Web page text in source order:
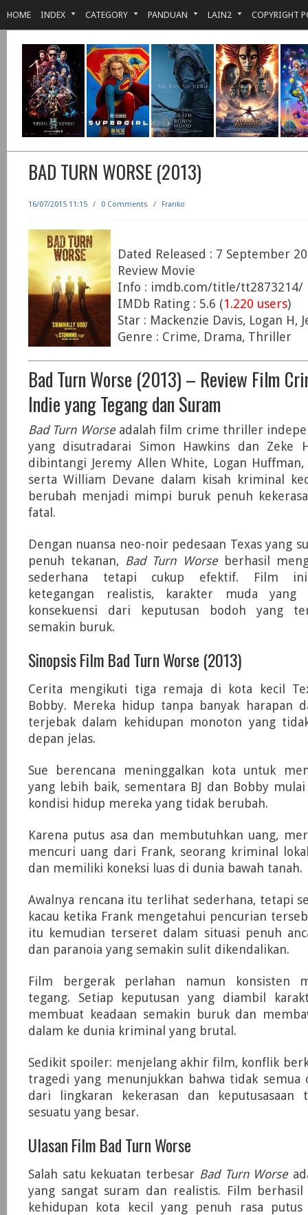
HOME INDEX CATEGORY PANDUAN LAIN2 COPYRIGHT
BAD TURN WORSE (2013)
16/07/2015 11:15 / 0 Comments / Franko
Dated Released : 7 September
Review Movie
Info : imdb.com/title/tt2873214/
IMDb Rating : 5.6 (1.220 users)
Star : Mackenzie Davis, Logan H,
Genre : Crime, Drama, Thriller
Bad Turn Worse (2013) – Review Film
Indie yang Tegang dan Suram
Bad Turn Worseadalah film crime thriller
yang disutradarai Simon Hawkins dan Zeke
dibintangi Jeremy Allen White, Logan Huffman,
serta William Devane dalam kisah kriminal
berubah menjadi mimpi buruk penuh
fatal.
Dengan nuansa neo-noir pedesaan Texas yang
penuh tekanan, Bad Turn Worseberhasil
sederhana tetapi cukup efektif. Film ini
ketegangan realistis, karakter muda
konsekuensi dari keputusan bodoh yang
semakin buruk.
Sinopsis Film Bad Turn Worse (2013)
Cerita mengikuti tiga remaja di kota kecil
Bobby. Mereka hidup tanpa banyak harapan
terjebak dalam kehidupan monoton yang
depan jelas.
Sue berencana meninggalkan kota untuk
yang lebih baik, sementara BJ dan Bobby
kondisi hidup mereka yang tidak berubah.
Karena putus asa dan membutuhkan uang,
mencuri uang dari Frank, seorang kriminal
dan memiliki koneksi luas di dunia bawah tanah.
Awalnya rencana itu terlihat sederhana, tetapi
kacau ketika Frank mengetahui pencurian
itu kemudian terseret dalam situasi penuh
dan paranoia yang semakin sulit dikendalikan.
Film bergerak perlahan namun konsisten
tegang. Setiap keputusan yang diambil
membuat keadaan semakin buruk dan
dalam ke dunia kriminal yang brutal.
Sedikit spoiler: menjelang akhir film, konflik
tragedi yang menunjukkan bahwa tidak semua
dari lingkaran kekerasan dan keputusasaan
sesuatu yang besar.
Ulasan Film Bad Turn Worse
Salah satu kekuatan terbesar Bad Turn Worse
yang sangat suram dan realistis. Film berhasil
kehidupan kota kecil yang penuh rasa